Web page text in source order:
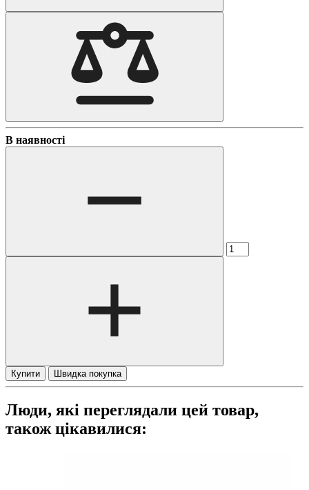
В наявності
Купити Швидка покупка
Люди, які переглядали цей товар,
також цікавилися: